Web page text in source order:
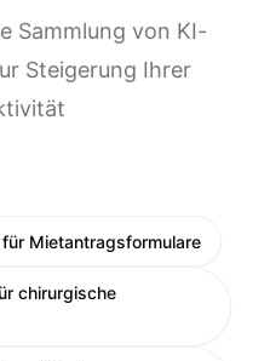
Sammlung von KI-
Steigerung Ihrer
Mietantragsformulare
chirurgische